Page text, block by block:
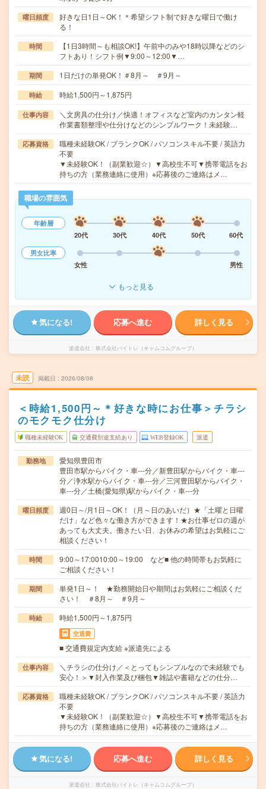
曜日頻度
好きな日1日～OK！＊希望シフト制で好きな曜日で働け
る！
時間
【1日3時間～も相談OK!】午前中のみや18時以降などのシ
フトあり！シフト例▼9:00～12:00▼…
期間 1日だけの単発OK！＃8月～ ＃9月～
時給 時給1,500円～1,875円
仕事内容
＼文房具の仕分け／快適！オフィスなど室内のカンタン軽
作業書類整理や仕分けなどのシンプルワーク！未経験…
応募資格
職種未経験OK / ブランクOK / パソコンスキル不要 / 英語力
不要
▼未経験OK！（副業歓迎☆）▼高校生不可▼携帯電話をお
持ちの方（業務連絡に使用）※応募後のご連絡はメ…
職場の雰囲気
年齢層
20代
30代 40代 50代
60代
男女比率
女性
男性
もっと見る
気になる! 応募へ進む 詳しく見る
派遣会社 株式会社バイトレ（キャムコムグループ）
未読 掲載日 2026/08/08
＜時給1,500円～＊好きな時にお仕事＞チラシ
のモクモク仕分け
職種未経験OK 交通費別途支給あり WEB登録OK 派遣
勤務地
愛知県豊田市
豊田市駅からバイク・車---分／新豊田駅からバイク・車---
分／浄水駅からバイク・車---分／三河豊田駅からバイク・
車---分／土橋(愛知県)駅からバイク・車---分
曜日頻度
週0日～/月1日～OK！（月～日のあいだ）★「土曜と日曜
だけ」など色々な働き方ができます！★お仕事ゼロの週が
あっても大丈夫。働きたい日、お休みの希望はお気軽にご
相談ください！
時間
9:00～17:0010:00～19:00 など■ 他の時間帯もお気軽に
ご相談ください！
期間
単発1日～！ ★勤務開始日や期間はお気軽にご相談くだ
さい！ ＃8月～ ＃9月～
時給 時給1,500円～1,875円
交通費
■ 交通費規定内支給 ※派遣先による
仕事内容
＼チラシの仕分け／＜とってもシンプルなので未経験でも
安心！＞▼封入作業及び梱包▼雑誌や書籍などの仕分…
応募資格
職種未経験OK / ブランクOK / パソコンスキル不要 / 英語力
不要
▼未経験OK！（副業歓迎☆）▼高校生不可▼携帯電話をお
持ちの方（業務連絡に使用）※応募後のご連絡はメ…
気になる! 応募へ進む 詳しく見る
派遣会社 株式会社バイトレ（キャムコムグループ）